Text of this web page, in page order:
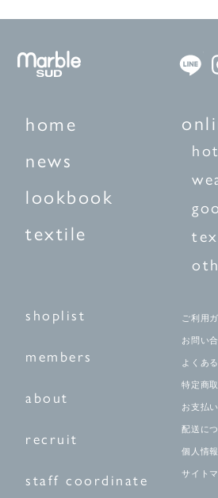
home
news
lookbook
textile
shoplist
members
about
recruit
staff coordinate
ご利用
お問い
よくあ
特定商
お支払
配送に
個人情
サイト